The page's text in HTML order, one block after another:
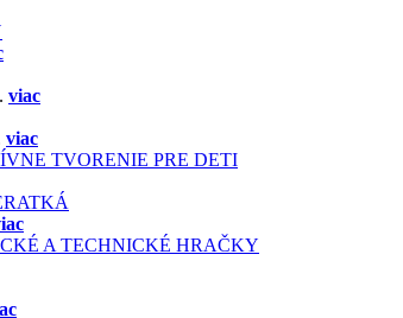
viac
viac
TVORENIE PRE DETI
A TECHNICKÉ HRAČKY